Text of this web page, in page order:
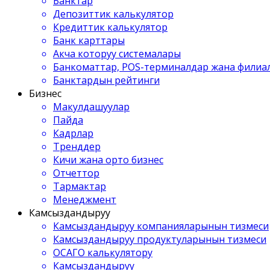
Депозиттик калькулятор
Кредиттик калькулятор
Банк карттары
Акча которуу системалары
Банкоматтар, POS-терминалдар жана
Банктардын рейтинги
Бизнес
Макулдашуулар
Пайда
Кадрлар
Тренддер
Кичи жана орто бизнес
Отчеттор
Тармактар
Менеджмент
Камсыздандыруу
Камсыздандыруу компанияларынын тизмеси
Камсыздандыруу продуктуларынын тизмеси
ОСАГО калькулятору
Камсыздандыруу